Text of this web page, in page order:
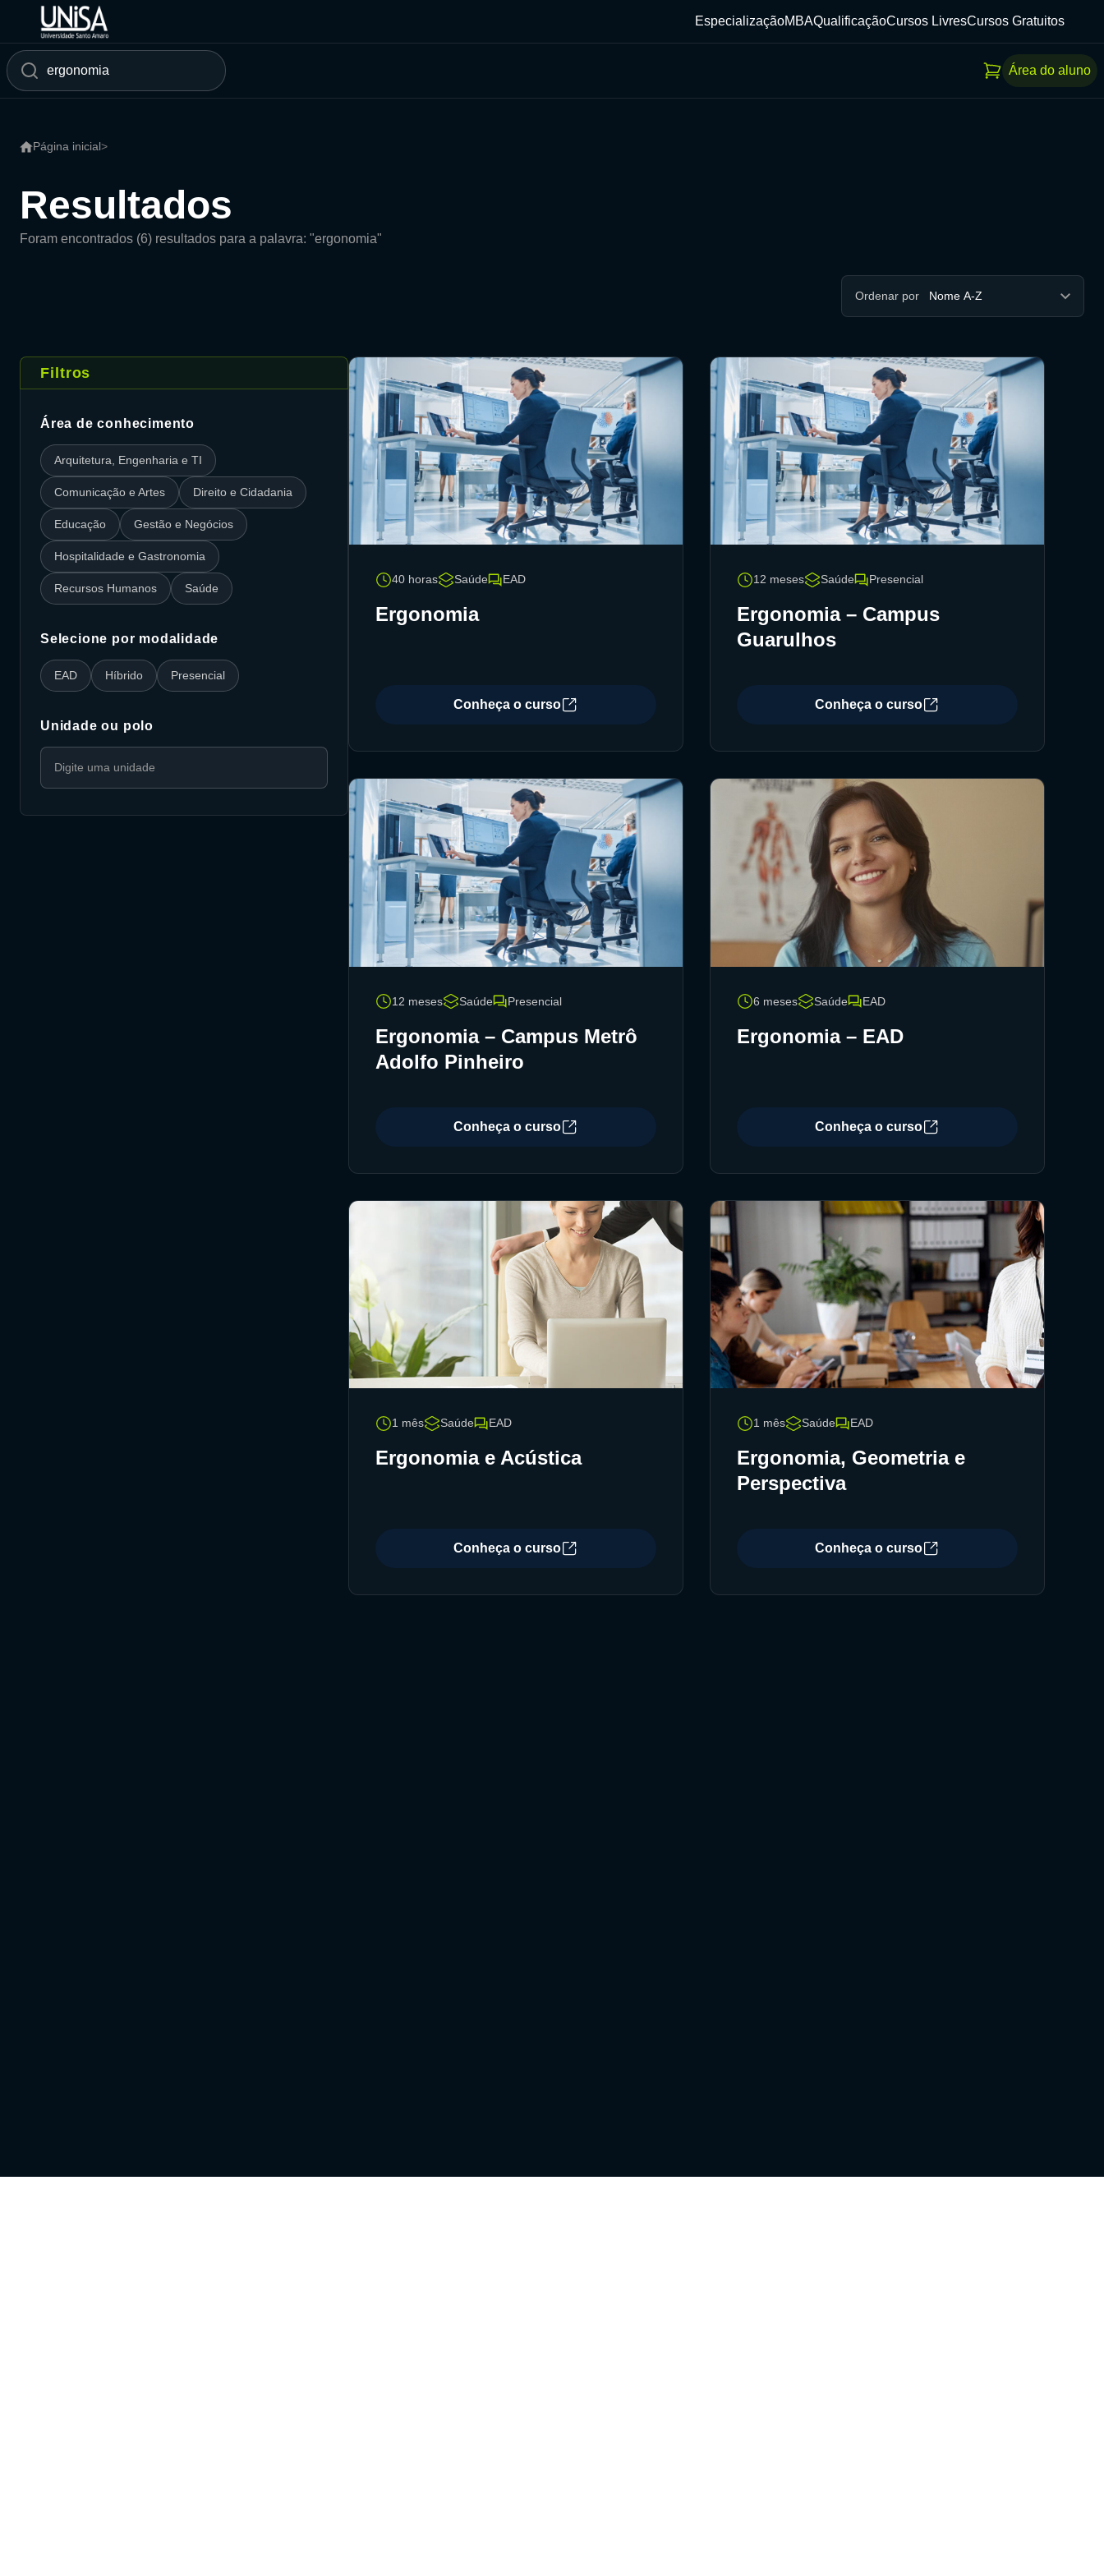
EspecializaçãoMBAQualificaçãoCursos LivresCursos Gratuitos
Área do aluno
Página inicial>
Resultados
Foram encontrados (6) resultados para a palavra: "ergonomia"
Ordenar por
Filtros
Área de conhecimento
Arquitetura, Engenharia e TI
Comunicação e Artes Direito e Cidadania
Educação Gestão e Negócios
Hospitalidade e Gastronomia
Recursos Humanos Saúde
Selecione por modalidade
EAD Híbrido Presencial
Unidade ou polo
40 horas Saúde EAD
Ergonomia
Conheça o curso
12 meses Saúde Presencial
Ergonomia – Campus
Guarulhos
Conheça o curso
12 meses Saúde Presencial
Ergonomia – Campus Metrô
Adolfo Pinheiro
Conheça o curso
6 meses Saúde EAD
Ergonomia – EAD
Conheça o curso
1 mês Saúde EAD
Ergonomia e Acústica
Conheça o curso
1 mês Saúde EAD
Ergonomia, Geometria e
Perspectiva
Conheça o curso